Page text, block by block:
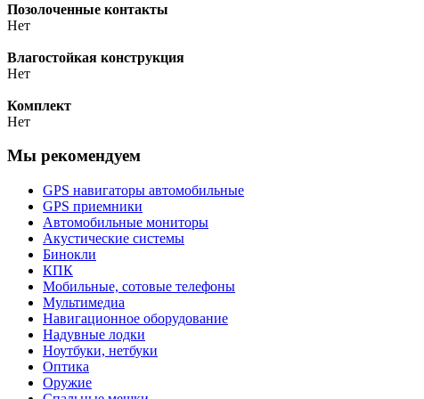
Позолоченные контакты
Нет
Влагостойкая конструкция
Нет
Комплект
Нет
Мы рекомендуем
GPS навигаторы автомобильные
GPS приемники
Автомобильные мониторы
Акустические системы
Бинокли
КПК
Мобильные, сотовые телефоны
Мультимедиа
Навигационное оборудование
Надувные лодки
Ноутбуки, нетбуки
Оптика
Оружие